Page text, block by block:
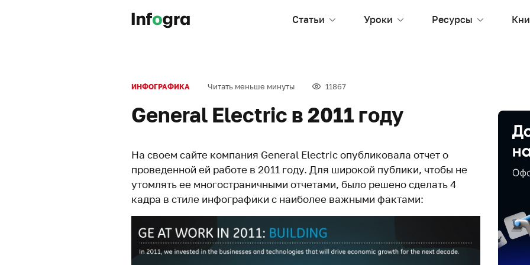
Статьи Уроки Ресурсы
ИНФОГРАФИКА Читать меньше минуты 11867
General Electric в 2011 году
На своем сайте компания General Electric опубликовала отчет о
проведенной ей работе в 2011 году. Для широкой публики, чтобы не
утомлять ее многостраничными отчетами, было решено сделать 4
кадра в стиле инфографики с наиболее важными фактами: